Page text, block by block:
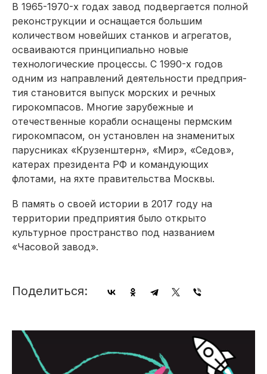
В 1965-1970-х годах завод подвергается полной
реконструкции и оснащается большим
количеством новейших станков и агрегатов,
осваиваются принципиально новые
технологические процессы. С 1990-х годов
одним из направлений деятельности предприя­
тия становится выпуск морских и речных
гирокомпасов. Многие зарубежные и
отечественные корабли оснащены пермским
гирокомпасом, он установлен на знаменитых
парусниках «Крузенштерн», «Мир», «Седов»,
катерах президента РФ и командующих
флотами, на яхте правительства Москвы.
В память о своей истории в 2017 году на
территории предприятия было открыто
культурное пространство под названием
«Часовой завод».
Поделиться: